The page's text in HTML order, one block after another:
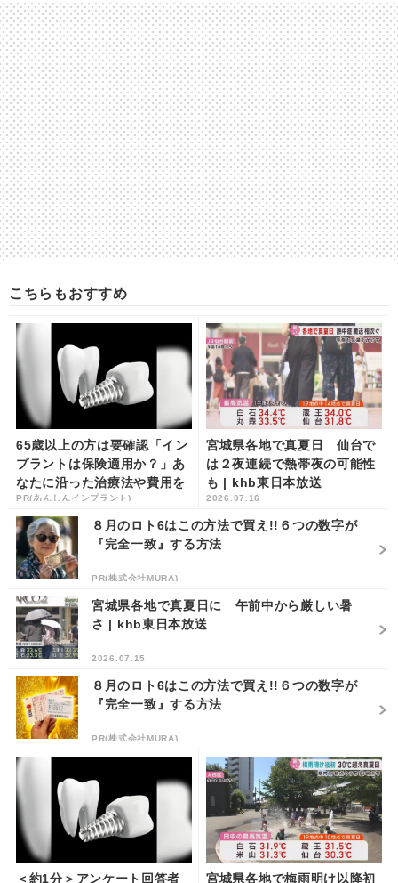
こちらもおすすめ
65歳以上の方は要確認「イン
プラントは保険適用か？」あ
なたに沿った治療法や費用を
解説
PR(あんしんインプラント)
宮城県各地で真夏日 仙台で
は２夜連続で熱帯夜の可能性
も | khb東日本放送
2026.07.16
８月のロト6はこの方法で買え!!６つの数字が
『完全一致』する方法
PR(株式会社MURA)
宮城県各地で真夏日に 午前中から厳しい暑
さ | khb東日本放送
2026.07.15
８月のロト6はこの方法で買え!!６つの数字が
『完全一致』する方法
PR(株式会社MURA)
＜約1分＞アンケート回答者 宮城県各地で梅雨明け以降初